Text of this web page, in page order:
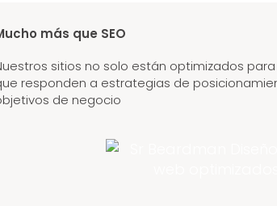
más que SEO
sitios no solo están optimizados
responden a estrategias de
de negocio